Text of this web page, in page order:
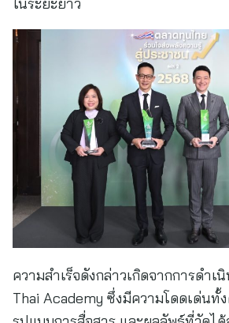
ความสำเร็จดังกล่าวเกิดจากการดำเ
Thai Academy ซึ่งมีความโดดเด่น